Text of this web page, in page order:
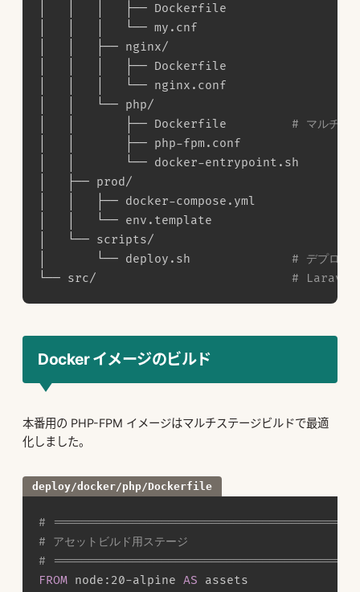
│   │   │   ├── Dockerfile
│   │   │   └── my.cnf
│   │   ├── nginx/
│   │   │   ├── Dockerfile
│   │   │   └── nginx.conf
│   │   └── php/
│   │       ├── Dockerfile # マルチス
│   │       ├── php-fpm.conf
│   │       └── docker-entrypoint.sh
│   ├── prod/
│   │   ├── docker-compose.yml
│   │   └── env.template
│   └── scripts/
│       └── deploy.sh # デプロイ
└── src/ # Laravel
Docker イメージのビルド
本番用の PHP-FPM イメージはマルチステージビルドで最適
化しました。
deploy/docker/php/Dockerfile
#
# アセットビルド用ステージ
#
FROM node:20-alpine AS assets